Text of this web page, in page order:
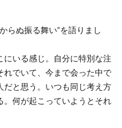
らぬ振る舞い”を語りまし
にいる感じ。自分に特別な注
れでいて、今まで会った中で
だと思う。いつも同じ考え方
。何が起こっていようとそれ